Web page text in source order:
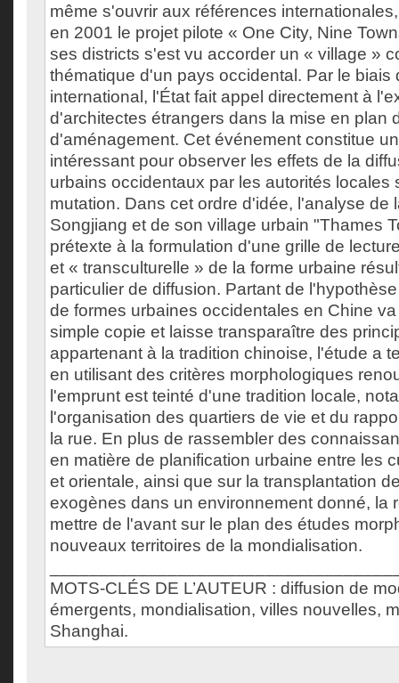
même s'ouvrir aux références
en 2001 le projet pilote « One City, Nine
ses districts s'est vu accorder un « village »
thématique d'un pays occidental. Par le biais
international, l'État fait appel directement à
d'architectes étrangers dans la mise en plan
d'aménagement. Cet événement constitue
intéressant pour observer les effets de la
urbains occidentaux par les autorités locales
mutation. Dans cet ordre d'idée, l'analyse de
Songjiang et de son village urbain "Thames
prétexte à la formulation d'une grille de
et « transculturelle » de la forme urbaine
particulier de diffusion. Partant de
de formes urbaines occidentales en Chine
simple copie et laisse transparaître des
appartenant à la tradition chinoise, l'étude a
en utilisant des critères morphologiques
l'emprunt est teinté d'une tradition locale,
l'organisation des quartiers de vie et du
la rue. En plus de rassembler des
en matière de planification urbaine entre les
et orientale, ainsi que sur la transplantation
exogènes dans un environnement donné, la
mettre de l'avant sur le plan des études
nouveaux territoires de la mondialisation.
MOTS-CLÉS DE L’AUTEUR : diffusion de
émergents, mondialisation, villes nouvelles,
Shanghai.